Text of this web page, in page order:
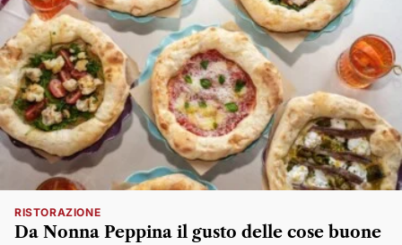
RISTORAZIONE
Da Nonna Peppina il gusto delle cose buone